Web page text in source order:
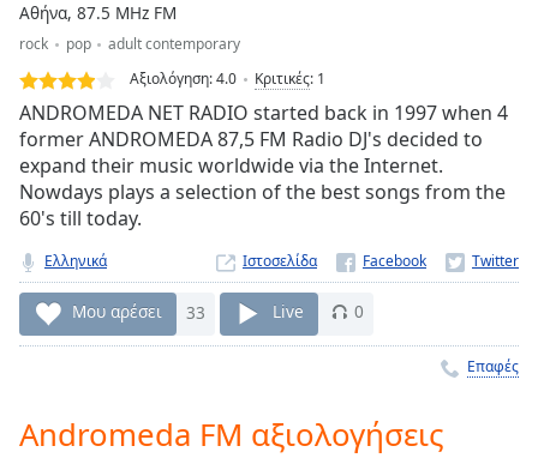
Loaded:
0.00%
Stream
TypeLIVE
Seek to
live,
currently
behind
liveLIVE
Remaining
Time-
1x
Chapters
Αθήνα, 87.5 MHz FM
rock pop
adult contemporary
Αξιολόγηση:4.0 Κριτικές: 1
ANDROMEDA NET RADIO started back in 1997 when 4
former ANDROMEDA 87,5 FM Radio DJ's decided to
expand their music worldwide via the Internet.
Nowdays plays a selection of the best songs from the
60's till today.
Ελληνικά Ιστοσελίδα
Μου αρέσει 33 Live 0
Επαφές
Andromeda FM αξιολογήσεις